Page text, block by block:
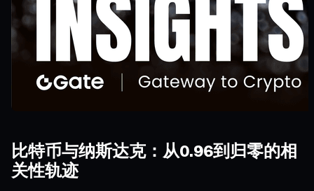
比特币与纳斯达克：从0.96到归零的相
关性轨迹